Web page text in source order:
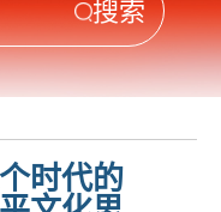
时代的